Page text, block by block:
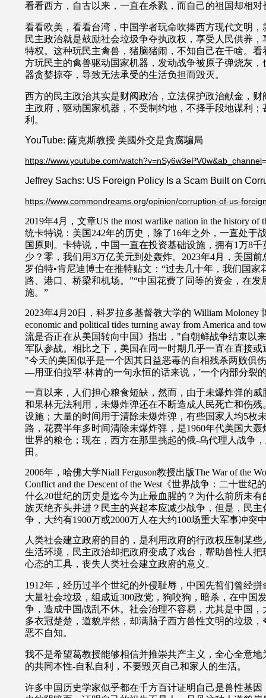
看看西方，自古以来，一直在杀戮，而自己的祖国却相对
看看欧美，看看台湾，中国学者玩命吹捧西方现代文明
民主政治就是鼓励社会垃圾争夺执政权，享受人民供养
特权。这种玩民主禽兽，猪脑猪闹，不知自己在干啥。
方玩民主的禽兽驱动国家机器，发动战争被原子弹烧灰
器贪婪掠夺，导致无法承受的生活负担而毁灭。
西方的民主政治其实是财阀政治，立法保护政治献金，
主政府，驱动国家机器，不受制约地，不择手段地谋利
利。
YouTube: 薩克斯教授 美國外交是貪腐騙局
https://www.youtube.com/watch?v=nSy6w3ePV0w&ab_channel=
Jeffrey Sachs: US Foreign Policy Is a Scam Built on
https://www.commondreams.org/opinion/corruption-of-us-
2019年4月，文章US the most warlike nation in the history of
统卡特说：美国242年的历史，除了16年之外，一直处于
国原则。卡特说，中国一直在投资基础设施，拥有1万8
少？零，我们用3万亿美元到处轰炸。2023年4月，美国前
罗伯特•肯尼迪博士在推特贴文：“过去几十年，我们国家
路、港口、桥梁和机场。”“中国花费了同等的资金，在发
施。”
2023年4月 20日，科罗拉多基督教大学的 William Moloney
economic and political tides turning away from America and
流是否正在从美国转向中国》指出， "自朝鲜战争结束以
军队参战。相比之下，美国在同一时期几乎一直在直接
"今天的美国似乎是一个因其日益恶毒的自相残杀两败俱
—用亚伯拉罕·林肯的一句永恒的话来说，'一个内部分裂
一直以来，人们担心粮食短缺，然而，由于未爆炸弹的
和果林无法利用，未爆炸弹还在不断造成人民死亡和伤
设施；大量的时间用于清除未爆炸弹，有些国家人均5枚
路，花费半年多时间清除未爆炸弹，是1960年代美国大
世界的粮仓；现在，西方在那里挑起的俄-乌代理人战争
田。
2006年，哈佛大学Niall Ferguson教授出版The War of the
Conflict and the Descent of the West《世界战争：二十世
什么20世纪的历史是迄今为止最血腥的？为什么前所未
族灭绝齐头并进？民主的兴起本应减少战争，但是，民
争，大约有1900万或2000万人在大约100场重大军事冲突
人类社会建立政府的目的，是利用政府的行政权压制某
生活环境，民主政治却把政府变成了戏台，帮助兽性人
心态的工具，丧失人类社会建立政府的意义。
1912年，经历过半个世纪的外侵耻辱，中国先哲们曾经
大量社会垃圾，组成近300政党，狗咬狗，暗杀，在中国
争，造成中国战乱不休。社会治理不容易，尤其是中国
多衣冠楚楚，道貌岸然，却满脑子西方兽性文明的垃圾
恶不自知。
我不是希望葛教授能够相信并推崇共产主义，全心全意
的共同本性-自私自利，不要毁灭自己和家人的生活。
许多中国历史学家似乎都在千方百计证明自己是兽性基